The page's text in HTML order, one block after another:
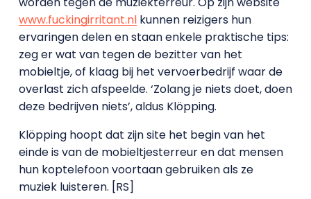
www.fuckingirritant.nlkunnen reizigers hun
ervaringen delen en staan enkele praktische tips:
zeg er wat van tegen de bezitter van het
mobieltje, of klaag bij het vervoerbedrijf waar de
overlast zich afspeelde. ‘Zolang je niets doet, doen
deze bedrijven niets’, aldus Klöpping.
Klöpping hoopt dat zijn site het begin van het
einde is van de mobieltjesterreur en dat mensen
hun koptelefoon voortaan gebruiken als ze
muziek luisteren. [RS]